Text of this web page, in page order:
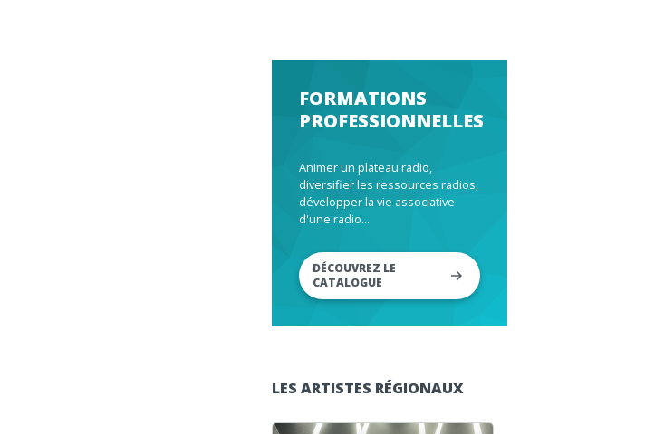
FORMATIONS
PROFESSIONNELLES
Animer un plateau radio,
diversifier les ressources radios,
développer la vie associative
d'une radio...
DÉCOUVREZ LE
CATALOGUE
LES ARTISTES RÉGIONAUX
Lecteur audio